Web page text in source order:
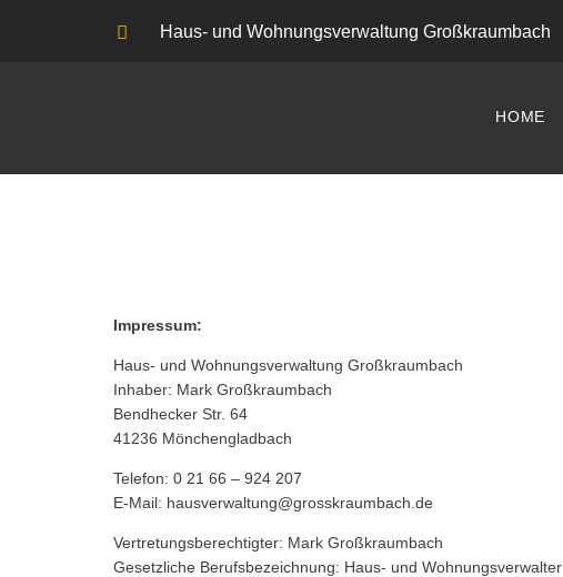
Haus- und Wohnungsverwaltung Großkraumbach
HOME
Impressum:
Haus- und Wohnungsverwaltung Großkraumbach
Inhaber: Mark Großkraumbach
Bendhecker Str. 64
41236 Mönchengladbach
Telefon: 0 21 66 – 924 207
E-Mail: hausverwaltung@grosskraumbach.de
Vertretungsberechtigter: Mark Großkraumbach
Gesetzliche Berufsbezeichnung: Haus- und Wohnungsverwalter